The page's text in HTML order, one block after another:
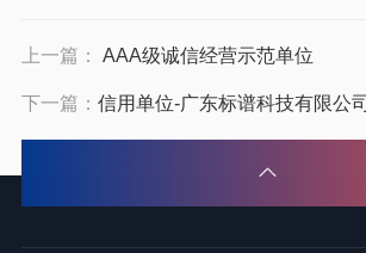
上一篇： AAA级诚信经营示范单位
下一篇： 信用单位-广东标谱科技有限公司